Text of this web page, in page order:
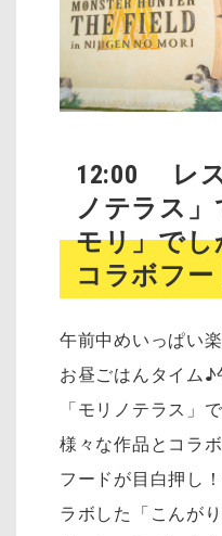
12:00 レ
ノテラス」
モリ」で
コラボフー
午前中めいっぱい
お昼ごはんタイム♪
「モリノテラス」
様々な作品とコラ
フードが目白押し
ラボした「こんが